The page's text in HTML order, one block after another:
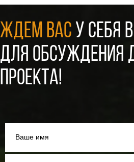
ЖДЕМ ВАС У СЕБЯ
ДЛЯ ОБСУЖДЕНИЯ
ПРОЕКТА!
Ваше имя